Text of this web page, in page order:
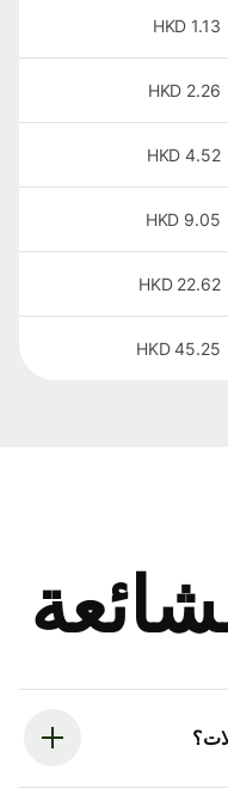
HKD
HKD
HKD
HKD
HKD
HKD